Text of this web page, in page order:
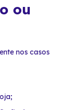
ou
nos casos